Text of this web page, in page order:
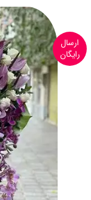
ارسال
رایگان